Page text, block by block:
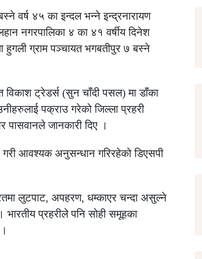
वर्ष ४५ का इन्दल भन्ने इन्द्रनारायण
नगरपालिका ४ का ४१ वर्षीय दिनेश
हुगली ग्राम पञ्चायत भगबतीपुर ७ बस्ने
विकाश ट्रेडर्स (सुन चाँदी पसल) मा डाँका
पक्राउ गरेको जिल्ला प्रहरी
पासवानले जानकारी दिए ।
गरी आवश्यक अनुसन्धान गरिरहेको डिएसपी
लुटपाट, अपहरण, धम्काएर चन्दा असुल्ने
प्रहरीले पनि सोही समूहका